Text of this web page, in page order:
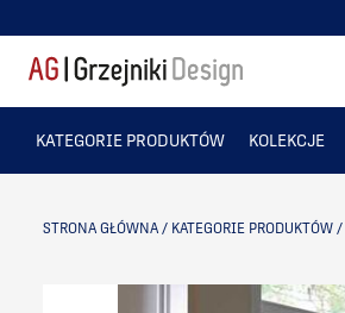
KATEGORIE PRODUKTÓW KOLEKCJE
STRONA GŁÓWNA / KATEGORIE PRODUKTÓW /